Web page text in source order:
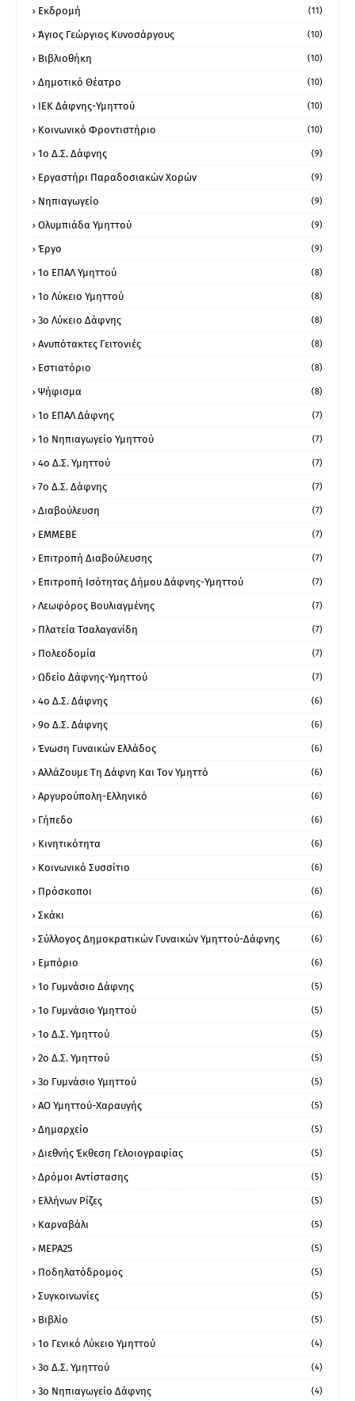
Εκδρομή (11)
Άγιος Γεώργιος Κυνοσάργους (10)
Βιβλιοθήκη (10)
Δημοτικό Θέατρο (10)
ΙΕΚ Δάφνης-Υμηττού (10)
Κοινωνικό Φροντιστήριο (10)
1ο Δ.Σ. Δάφνης (9)
Εργαστήρι Παραδοσιακών Χορών (9)
Νηπιαγωγείο (9)
Ολυμπιάδα Υμηττού (9)
Έργο (9)
1o ΕΠΑΛ Υμηττού (8)
1ο Λύκειο Υμηττού (8)
3ο Λύκειο Δάφνης (8)
Ανυπότακτες Γειτονιές (8)
Εστιατόριο (8)
Ψήφισμα (8)
1ο ΕΠΑΛ Δάφνης (7)
1ο Νηπιαγωγείο Υμηττού (7)
4ο Δ.Σ. Υμηττού (7)
7ο Δ.Σ. Δάφνης (7)
Διαβούλευση (7)
ΕΜΜΕΒΕ (7)
Επιτροπή Διαβούλευσης (7)
Επιτροπή Ισότητας Δήμου Δάφνης-Υμηττού (7)
Λεωφόρος Βουλιαγμένης (7)
Πλατεία Τσαλαγανίδη (7)
Πολεοδομία (7)
Ωδείο Δάφνης-Υμηττού (7)
4ο Δ.Σ. Δάφνης (6)
9ο Δ.Σ. Δάφνης (6)
Ένωση Γυναικών Ελλάδος (6)
ΑλλάΖουμε Τη Δάφνη Και Τον Υμηττό (6)
Αργυρούπολη-Ελληνικό (6)
Γήπεδο (6)
Κινητικότητα (6)
Κοινωνικό Συσσίτιο (6)
Πρόσκοποι (6)
Σκάκι (6)
Σύλλογος Δημοκρατικών Γυναικών Υμηττού-Δάφνης (6)
Εμπόριο (6)
1ο Γυμνάσιο Δάφνης (5)
1ο Γυμνάσιο Υμηττού (5)
1ο Δ.Σ. Υμηττού (5)
2ο Δ.Σ. Υμηττού (5)
3ο Γυμνάσιο Υμηττού (5)
ΑΟ Υμηττού-Χαραυγής (5)
Δημαρχείο (5)
Διεθνής Έκθεση Γελοιογραφίας (5)
Δρόμοι Αντίστασης (5)
Ελλήνων Ρίζες (5)
Καρναβάλι (5)
ΜΕΡΑ25 (5)
Ποδηλατόδρομος (5)
Συγκοινωνίες (5)
Βιβλίο (5)
1ο Γενικό Λύκειο Υμηττού (4)
3ο Δ.Σ. Υμηττού (4)
3ο Νηπιαγωγείο Δάφνης (4)